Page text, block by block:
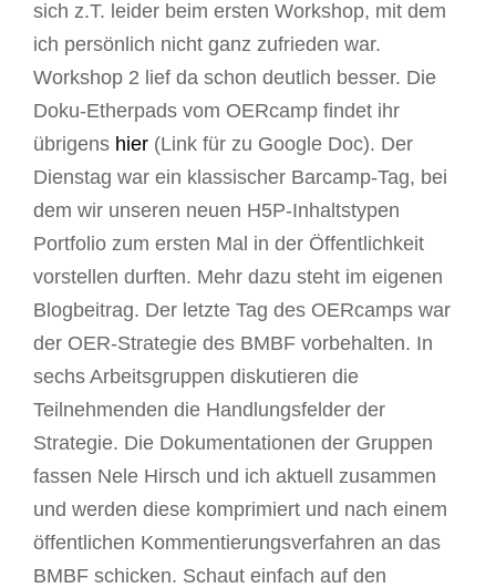
sich z.T. leider beim ersten Workshop, mit dem
ich persönlich nicht ganz zufrieden war.
Workshop 2 lief da schon deutlich besser. Die
Doku-Etherpads vom OERcamp findet ihr
übrigens hier (Link für zu Google Doc). Der
Dienstag war ein klassischer Barcamp-Tag, bei
dem wir unseren neuen H5P-Inhaltstypen
Portfolio zum ersten Mal in der Öffentlichkeit
vorstellen durften. Mehr dazu steht im eigenen
Blogbeitrag. Der letzte Tag des OERcamps war
der OER-Strategie des BMBF vorbehalten. In
sechs Arbeitsgruppen diskutieren die
Teilnehmenden die Handlungsfelder der
Strategie. Die Dokumentationen der Gruppen
fassen Nele Hirsch und ich aktuell zusammen
und werden diese komprimiert und nach einem
öffentlichen Kommentierungsverfahren an das
BMBF schicken. Schaut einfach auf den